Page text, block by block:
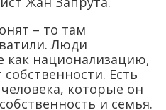
– то там
Люди
как национализацию,
Есть
которые он
и семья.